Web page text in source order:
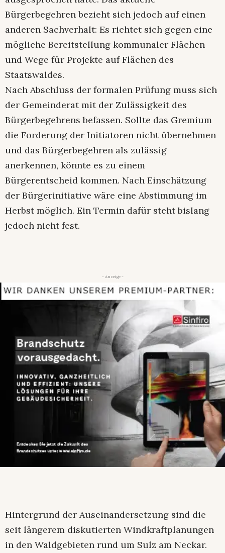
Bürgerbegehren bezieht sich jedoch auf einen
anderen Sachverhalt: Es richtet sich gegen eine
mögliche Bereitstellung kommunaler Flächen
und Wege für Projekte auf Flächen des
Staatswaldes.
Nach Abschluss der formalen Prüfung muss sich
der Gemeinderat mit der Zulässigkeit des
Bürgerbegehrens befassen. Sollte das Gremium
die Forderung der Initiatoren nicht übernehmen
und das Bürgerbegehren als zulässig
anerkennen, könnte es zu einem
Bürgerentscheid kommen. Nach Einschätzung
der Bürgerinitiative wäre eine Abstimmung im
Herbst möglich. Ein Termin dafür steht bislang
jedoch nicht fest.
- Anzeige -
Hintergrund der Auseinandersetzung sind die
seit längerem diskutierten Windkraftplanungen
in den Waldgebieten rund um Sulz am Neckar.